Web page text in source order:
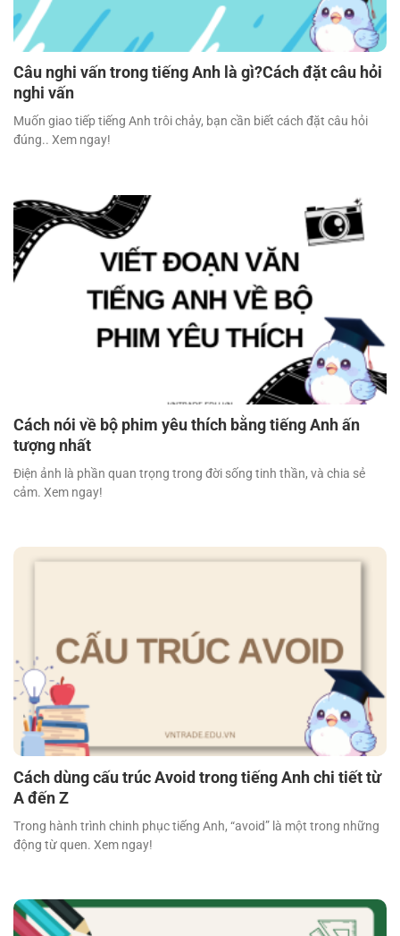
Câu nghi vấn trong tiếng Anh là gì?Cách đặt câu hỏi
nghi vấn
Muốn giao tiếp tiếng Anh trôi chảy, bạn cần biết cách đặt câu hỏi
đúng.. Xem ngay!
Cách nói về bộ phim yêu thích bằng tiếng Anh ấn
tượng nhất
Điện ảnh là phần quan trọng trong đời sống tinh thần, và chia sẻ
cảm. Xem ngay!
Cách dùng cấu trúc Avoid trong tiếng Anh chi tiết từ
A đến Z
Trong hành trình chinh phục tiếng Anh, “avoid” là một trong những
động từ quen. Xem ngay!